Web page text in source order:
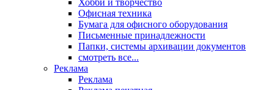
Хобби и творчество
Офисная техника
Бумага для офисного оборудования
Письменные принадлежности
Папки, системы архивации документов
смотреть все...
Реклама
Реклама